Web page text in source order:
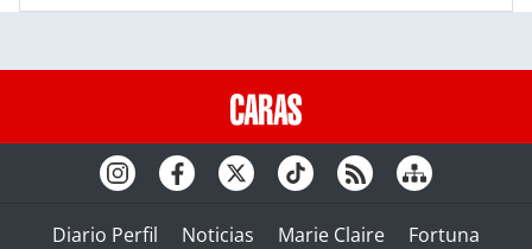
Diario Perfil Noticias Marie Claire
Fortuna